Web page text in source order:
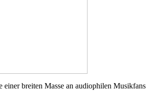
breiten Masse an audiophilen Musikfans